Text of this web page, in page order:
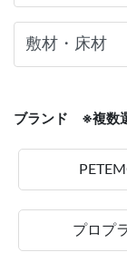
ブランド ※複数
プロプ